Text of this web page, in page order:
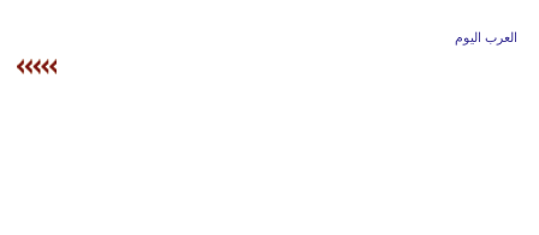
ديكور
العرب اليوم